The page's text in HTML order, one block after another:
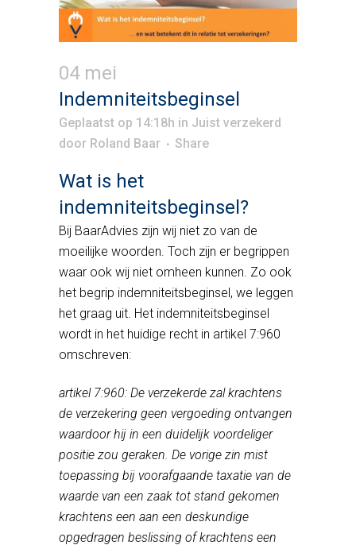
04 mei
Indemniteitsbeginsel
Geplaatst op 14:18h in Juist verzekerd
door Roland Baar Share
Wat is het
indemniteitsbeginsel?
Bij BaarAdvies zijn wij niet zo van de
moeilijke woorden. Toch zijn er begrippen
waar ook wij niet omheen kunnen. Zo ook
het begrip indemniteitsbeginsel, we leggen
het graag uit. Het indemniteitsbeginsel
wordt in het huidige recht in artikel 7:960
omschreven:
artikel 7:960: De verzekerde zal krachtens
de verzekering geen vergoeding ontvangen
waardoor hij in een duidelijk voordeliger
positie zou geraken. De vorige zin mist
toepassing bij voorafgaande taxatie van de
waarde van een zaak tot stand gekomen
krachtens een aan een deskundige
opgedragen beslissing of krachtens een